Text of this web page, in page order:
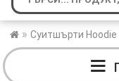
» Суитшърти Hoodie